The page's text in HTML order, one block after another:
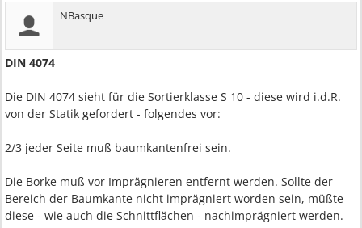
NBasque
DIN 4074
Die DIN 4074 sieht für die Sortierklasse S 10 - diese wird i.d.R.
von der Statik gefordert - folgendes vor:
2/3 jeder Seite muß baumkantenfrei sein.
Die Borke muß vor Imprägnieren entfernt werden. Sollte der
Bereich der Baumkante nicht imprägniert worden sein, müßte
diese - wie auch die Schnittflächen - nachimprägniert werden.